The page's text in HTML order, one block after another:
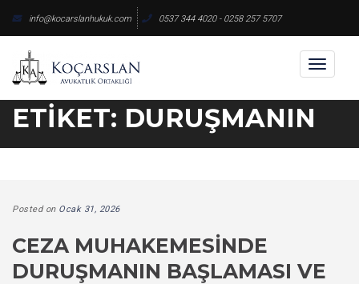
content
info@kocarslanhukuk.com 0537 344 4020 - 0258 257 5707
Toggle
ETIKET: DURUŞMANIN
Posted on Ocak 31, 2026
CEZA MUHAKEMESINDE
DURUŞMANIN BAŞLAMASI VE